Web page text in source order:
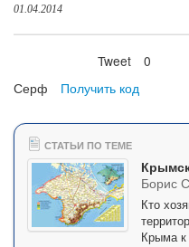
01.04.2014
Tweet
0
Серф
Получить код
СТАТЬИ ПО ТЕМЕ
Борис
Кто
Крыма к